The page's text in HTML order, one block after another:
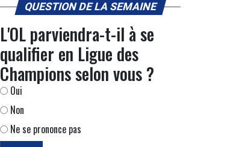
QUESTION DE LA SEMAINE
L'OL parviendra-t-il à se
qualifier en Ligue des
Champions selon vous ?
Oui
Non
Ne se prononce pas